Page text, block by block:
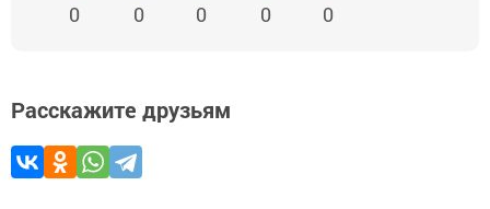
0 0 0 0 0
Расскажите друзьям